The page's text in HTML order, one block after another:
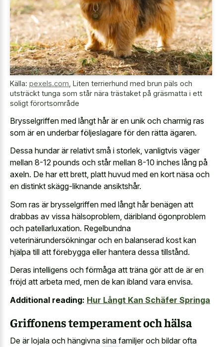
Källa: pexels.com Liten terrierhund med brun päls och
utsträckt tunga som står nära trästaket på gräsmatta i ett
soligt förortsområde
Brysselgriffen med långt hår är en unik och charmig ras
som är en underbar följeslagare för den rätta ägaren.
Dessa hundar är relativt små i storlek, vanligtvis väger
mellan 8-12 pounds och står mellan 8-10 inches lång på
axeln. De har ett brett, platt huvud med en kort näsa och
en distinkt skägg-liknande ansiktshår.
Som ras är brysselgriffen med långt hår benägen att
drabbas av vissa hälsoproblem, däribland ögonproblem
och patellarluxation. Regelbundna
veterinärundersökningar och en balanserad kost kan
hjälpa till att förebygga eller hantera dessa tillstånd.
Deras intelligens och förmåga att träna gör att de är en
fröjd att arbeta med, men de kan ibland vara envisa.
Additional reading: Hur Långt Kan Schäfer Springa
Griffonens temperament och hälsa
De är lojala och hängivna sina familjer och bildar ofta